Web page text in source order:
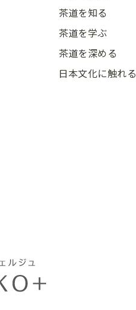
茶道を知る
茶道を学ぶ
茶道を深める
日本文化に触れる